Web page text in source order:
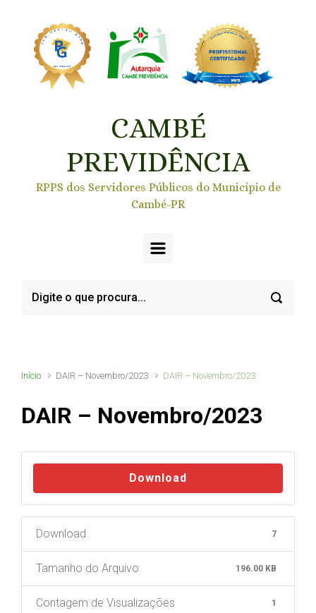
CAMBÉ
PREVIDÊNCIA
RPPS dos Servidores Públicos do Município de
Cambé-PR
Início DAIR – Novembro/2023 DAIR – Novembro/2023
DAIR – Novembro/2023
Download
Download 7
Tamanho do Arquivo 196.00 KB
Contagem de Visualizações 1